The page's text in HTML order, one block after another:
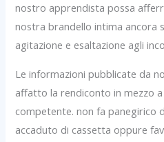
nostro apprendista possa
nostra brandello intima ancora
agitazione e esaltazione agli
Le informazioni pubblicate da
affatto la rendiconto in mezzo
competente. non fa panegirico
accaduto di cassetta oppure